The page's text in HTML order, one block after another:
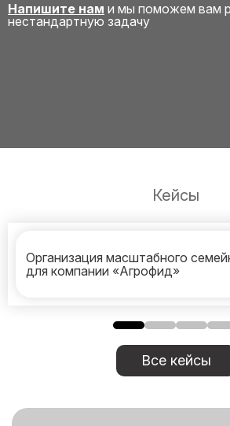
Напишите нам и мы поможем вам
нестандартную задачу
Кейсы
Организация масштабного
для компании «Агрофид»
Все кейсы